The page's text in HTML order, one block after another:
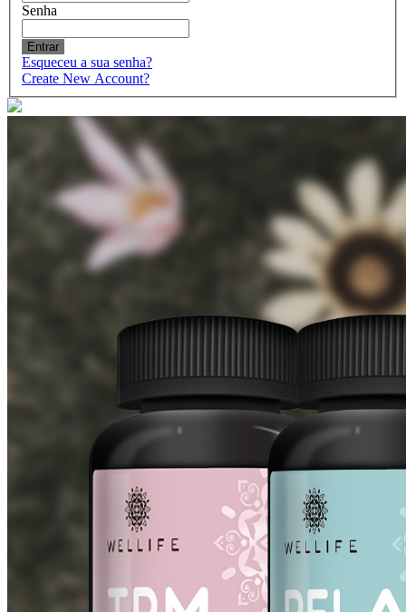
Senha
Entrar
Esqueceu a sua senha?
Create New Account?